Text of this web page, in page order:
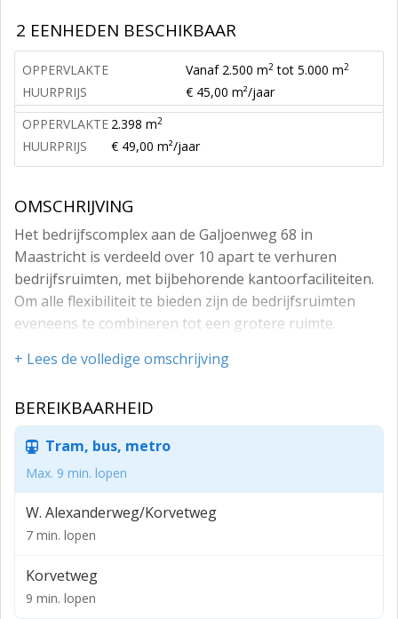
2 EENHEDEN BESCHIKBAAR
OPPERVLAKTE Vanaf 2.500 m2 tot 5.000 m2
HUURPRIJS
€ 45,00 m²/jaar
OPPERVLAKTE 2.398 m2
HUURPRIJS € 49,00 m²/jaar
OMSCHRIJVING
Het bedrijfscomplex aan de Galjoenweg 68 in
Maastricht is verdeeld over 10 apart te verhuren
bedrijfsruimten, met bijbehorende kantoorfaciliteiten.
Om alle flexibiliteit te bieden zijn de bedrijfsruimten
eveneens te combineren tot een grotere ruimte.
gevestigd, zoals DPD, REMA Holland en Nordson
Alle bedrijfsunits zijn 24/7 toegankelijk en middels een
elektrische schuifpoort is de toegang en veiligheid van
het terrein gewaarborgd.
Voorzieningen
gasheaters, separate nutsvoorzieningen en een vrije
hoogte van circa 9 meter;
+ Lees de volledige omschrijving
BEREIKBAARHEID
Tram, bus, metro
Max. 9 min. lopen
W. Alexanderweg/Korvetweg
7 min. lopen
Korvetweg
9 min. lopen